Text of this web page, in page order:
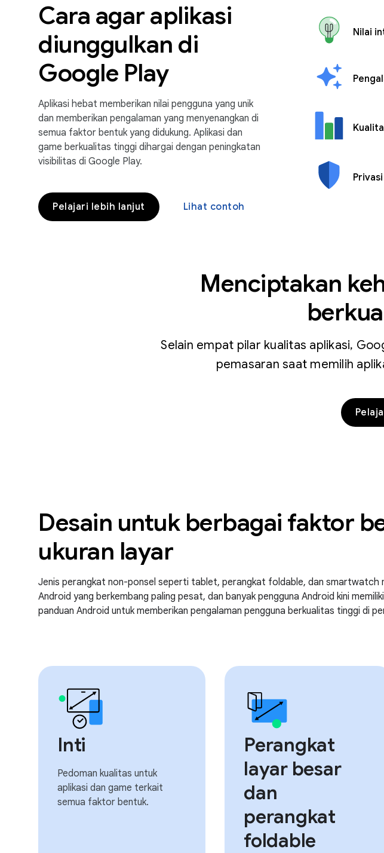
Cara agar aplikasi
diunggulkan di
Google Play
Aplikasi hebat memberikan nilai pengguna yang unik
dan memberikan pengalaman yang menyenangkan di
semua faktor bentuk yang didukung. Aplikasi dan
game berkualitas tinggi dihargai dengan peningkatan
visibilitas di Google Play.
Pelajari lebih lanjut Lihat contoh
Nilai
Menciptakan
Selain empat pilar kualitas aplikasi,
pemasaran saat memilih
Desain untuk berbagai faktor
ukuran layar
Jenis perangkat non-ponsel seperti tablet, perangkat foldable, dan smartwatch
Android yang berkembang paling pesat, dan banyak pengguna Android kini
panduan Android untuk memberikan pengalaman pengguna berkualitas tinggi di
Inti
Pedoman kualitas untuk
aplikasi dan game terkait
semua faktor bentuk.
Perangkat
layar besar
dan
perangkat
foldable